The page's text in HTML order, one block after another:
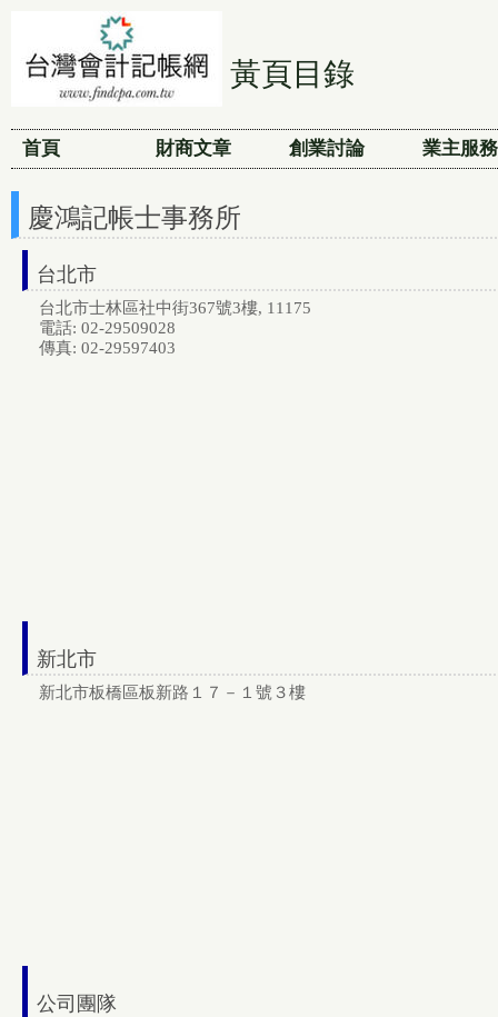
黃頁目錄
首頁 財商文章 創業討論 業主服務
慶鴻記帳士事務所
台北市
台北市士林區社中街367號3樓, 11175
電話: 02-29509028
傳真: 02-29597403
新北市
新北市板橋區板新路１７－１號３樓
公司團隊